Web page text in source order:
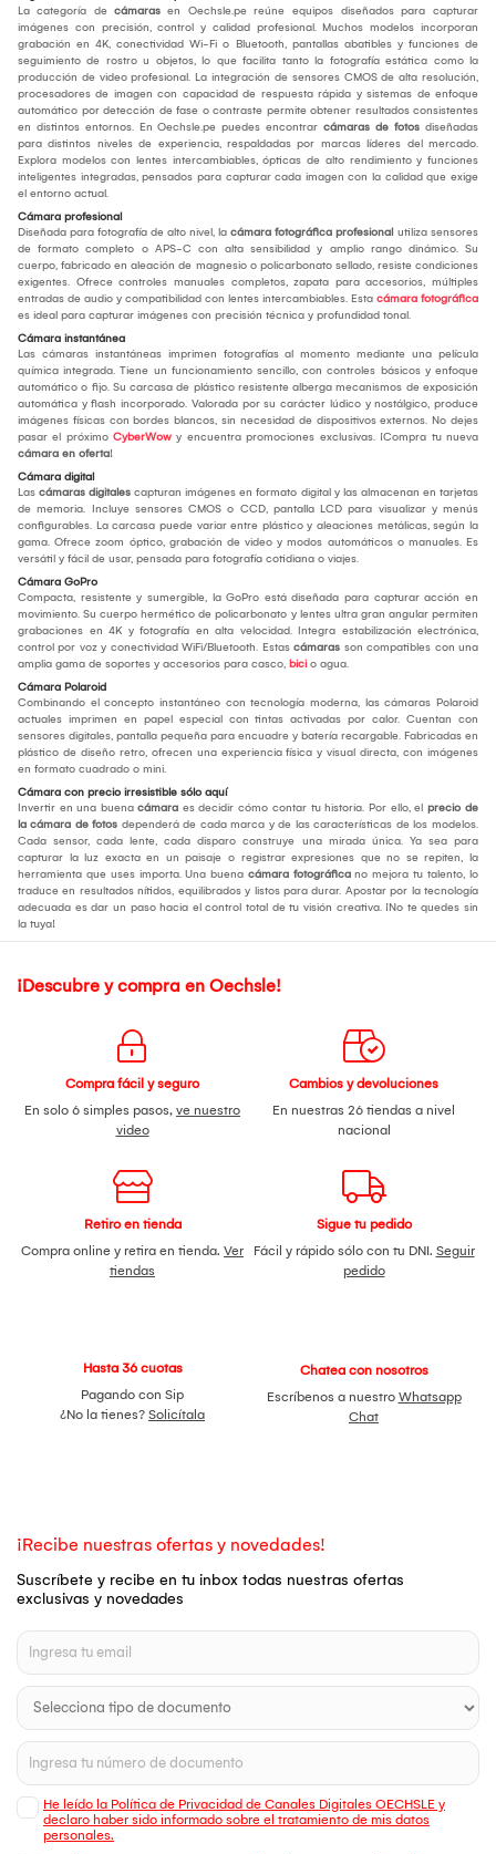
La categoría de cámaras en Oechsle.pe reúne equipos diseñados para capturar
imágenes con precisión, control y calidad profesional. Muchos modelos incorporan
grabación en 4K, conectividad Wi-Fi o Bluetooth, pantallas abatibles y funciones de
seguimiento de rostro u objetos, lo que facilita tanto la fotografía estática como la
producción de video profesional. La integración de sensores CMOS de alta resolución,
procesadores de imagen con capacidad de respuesta rápida y sistemas de enfoque
automático por detección de fase o contraste permite obtener resultados consistentes
en distintos entornos. En Oechsle.pe puedes encontrar cámaras de fotos diseñadas
para distintos niveles de experiencia, respaldadas por marcas líderes del mercado.
Explora modelos con lentes intercambiables, ópticas de alto rendimiento y funciones
inteligentes integradas, pensados para capturar cada imagen con la calidad que exige
el entorno actual.
Cámara profesional
Diseñada para fotografía de alto nivel, la cámara fotográfica profesional utiliza sensores
de formato completo o APS-C con alta sensibilidad y amplio rango dinámico. Su
cuerpo, fabricado en aleación de magnesio o policarbonato sellado, resiste condiciones
exigentes. Ofrece controles manuales completos, zapata para accesorios, múltiples
entradas de audio y compatibilidad con lentes intercambiables. Esta cámara fotográfica
es ideal para capturar imágenes con precisión técnica y profundidad tonal.
Cámara instantánea
Las cámaras instantáneas imprimen fotografías al momento mediante una película
química integrada. Tiene un funcionamiento sencillo, con controles básicos y enfoque
automático o fijo. Su carcasa de plástico resistente alberga mecanismos de exposición
automática y flash incorporado. Valorada por su carácter lúdico y nostálgico, produce
imágenes físicas con bordes blancos, sin necesidad de dispositivos externos. No dejes
pasar el próximo CyberWow y encuentra promociones exclusivas. ¡Compra tu nueva
cámara en oferta!
Cámara digital
Las cámaras digitales capturan imágenes en formato digital y las almacenan en tarjetas
de memoria. Incluye sensores CMOS o CCD, pantalla LCD para visualizar y menús
configurables. La carcasa puede variar entre plástico y aleaciones metálicas, según la
gama. Ofrece zoom óptico, grabación de video y modos automáticos o manuales. Es
versátil y fácil de usar, pensada para fotografía cotidiana o viajes.
Cámara GoPro
Compacta, resistente y sumergible, la GoPro está diseñada para capturar acción en
movimiento. Su cuerpo hermético de policarbonato y lentes ultra gran angular permiten
grabaciones en 4K y fotografía en alta velocidad. Integra estabilización electrónica,
control por voz y conectividad WiFi/Bluetooth. Estas cámaras son compatibles con una
amplia gama de soportes y accesorios para casco, bicio agua.
Cámara Polaroid
Combinando el concepto instantáneo con tecnología moderna, las cámaras Polaroid
actuales imprimen en papel especial con tintas activadas por calor. Cuentan con
sensores digitales, pantalla pequeña para encuadre y batería recargable. Fabricadas en
plástico de diseño retro, ofrecen una experiencia física y visual directa, con imágenes
en formato cuadrado o mini.
Cámara con precio irresistible sólo aquí
Invertir en una buena cámara es decidir cómo contar tu historia. Por ello, el precio de
la cámara de fotos dependerá de cada marca y de las características de los modelos.
Cada sensor, cada lente, cada disparo construye una mirada única. Ya sea para
capturar la luz exacta en un paisaje o registrar expresiones que no se repiten, la
herramienta que uses importa. Una buena cámara fotográfica no mejora tu talento, lo
traduce en resultados nítidos, equilibrados y listos para durar. Apostar por la tecnología
adecuada es dar un paso hacia el control total de tu visión creativa. ¡No te quedes sin
la tuya!
¡Descubre y compra en Oechsle!
Compra fácil y seguro
En solo 6 simples pasos, ve nuestro
video
Cambios y devoluciones
En nuestras 26 tiendas a nivel
nacional
Retiro en tienda
Compra online y retira en tienda. Ver
tiendas
Sigue tu pedido
Fácil y rápido sólo con tu DNI. Seguir
pedido
Hasta 36 cuotas
Pagando con Sip
¿No la tienes? Solicítala
Chatea con nosotros
Escríbenos a nuestro Whatsapp
Chat
¡Recibe nuestras ofertas y novedades!
Suscríbete y recibe en tu inbox todas nuestras ofertas
exclusivas y novedades
He leído la Política de Privacidad de Canales Digitales OECHSLE y
declaro haber sido informado sobre el tratamiento de mis datos
personales.